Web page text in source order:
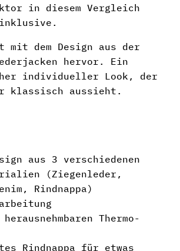
in diesem Vergleich
dem Design aus der
hervor. Ein
individueller Look, der
klassisch aussieht.
aus 3 verschiedenen
(Ziegenleder,
Rindnappa)
Thermo-
Rindnappa für etwas